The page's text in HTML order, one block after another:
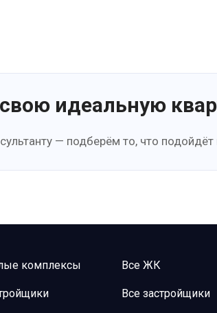
идеальную
— подберём то, что
комплексы Все ЖК
Все застройщики